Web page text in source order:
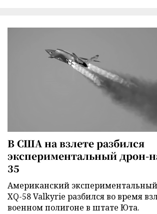
В США на взлете разбился
экспериментальный дрон-
35
Американский
XQ-58 Valkyrie разбился во время
военном полигоне в штате Юта.